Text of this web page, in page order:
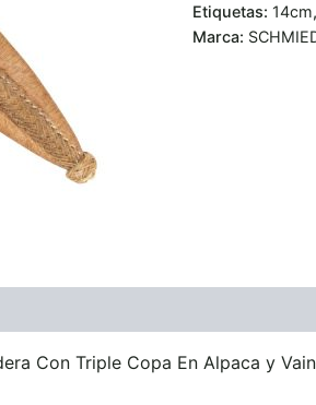
Etiquetas: 14cm,
Marca:
Con Triple Copa En Alpaca y